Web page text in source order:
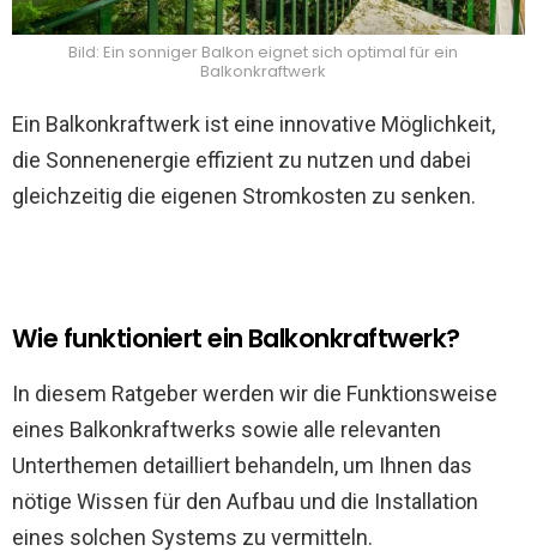
Bild: Ein sonniger Balkon eignet sich optimal für ein
Balkonkraftwerk
Ein Balkonkraftwerk ist eine innovative Möglichkeit,
die Sonnenenergie effizient zu nutzen und dabei
gleichzeitig die eigenen Stromkosten zu senken.
Wie funktioniert ein Balkonkraftwerk?
In diesem Ratgeber werden wir die Funktionsweise
eines Balkonkraftwerks sowie alle relevanten
Unterthemen detailliert behandeln, um Ihnen das
nötige Wissen für den Aufbau und die Installation
eines solchen Systems zu vermitteln.